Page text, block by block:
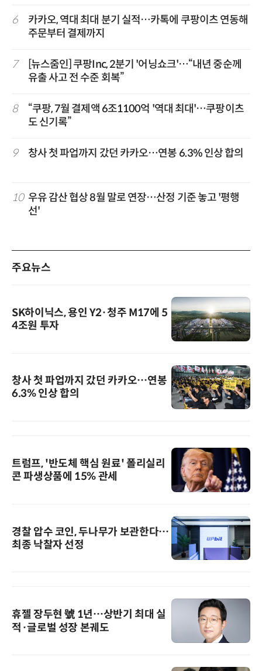
6
카카오, 역대 최대 분기 실적…카톡에 쿠팡이츠 연동해
주문부터 결제까지
7
[뉴스줌인] 쿠팡Inc, 2분기 '어닝쇼크'…“내년 중순께
유출 사고 전 수준 회복”
8
“쿠팡, 7월 결제액 6조1100억 '역대 최대'…쿠팡이츠
도 신기록”
9 창사 첫 파업까지 갔던 카카오…연봉 6.3% 인상 합의
10 우유 감산 협상 8월 말로 연장…산정 기준 놓고 '평행
선'
주요뉴스
SK하이닉스, 용인 Y2·청주 M17에 5
4조원 투자
창사 첫 파업까지 갔던 카카오…연봉
6.3% 인상 합의
트럼프, '반도체 핵심 원료' 폴리실리
콘 파생상품에 15% 관세
경찰 압수 코인, 두나무가 보관한다…
최종 낙찰자 선정
휴젤 장두현 號 1년…상반기 최대 실
적·글로벌 성장 본궤도